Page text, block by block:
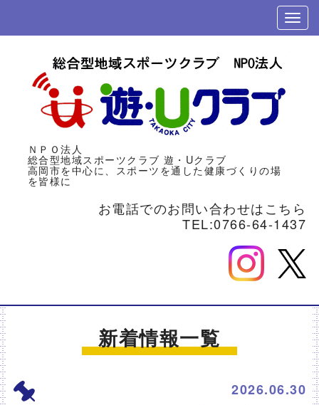
ＮＰＯ法人
総合型地域スポーツクラブ 遊・Uクラブ
高岡市を中心に、スポーツを通した健康づくりの場
を皆様に
お電話でのお問い合わせはこちら
TEL:0766-64-1437
新着情報一覧
2026.06.30